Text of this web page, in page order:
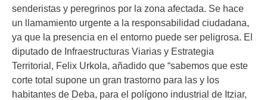
senderistas y peregrinos por la zona afectada. Se hace
un llamamiento urgente a la responsabilidad ciudadana,
ya que la presencia en el entorno puede ser peligrosa. El
diputado de Infraestructuras Viarias y Estrategia
Territorial, Felix Urkola, añadido que “sabemos que este
corte total supone un gran trastorno para las y los
habitantes de Deba, para el polígono industrial de Itziar,